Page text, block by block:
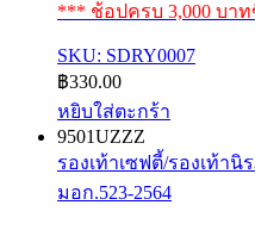
*** ช้อปครบ 3,000 บา
SKU: SDRY0007
฿330.00
หยิบใส่ตะกร้า
9501UZZZ
รองเท้าเซฟตี้/รองเท้า
มอก.523-2564